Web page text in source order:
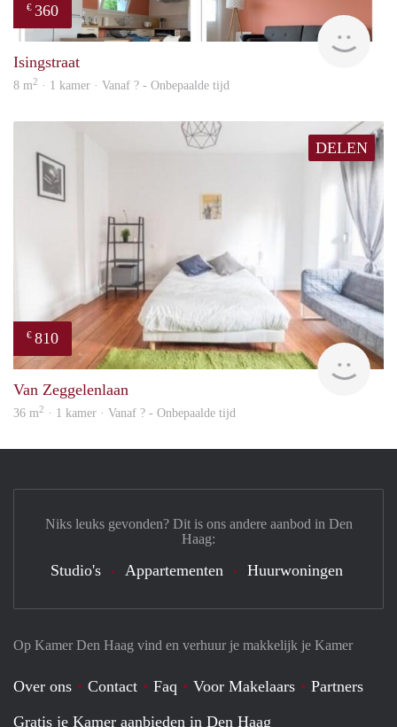
€ 360
Isingstraat
8 m2 · 1 kamer · Vanaf ? - Onbepaalde tijd
DELEN
€ 810
Van Zeggelenlaan
36 m2 · 1 kamer · Vanaf ? - Onbepaalde tijd
Op Kamer Den Haag vind en verhuur je makkelijk je Kamer
Over ons Contact Faq Voor Makelaars
Partners
Gratis je Kamer aanbieden in Den Haag
Niks leuks gevonden? Dit is ons andere aanbod in Den
Haag:
Studio's Appartementen Huurwoningen